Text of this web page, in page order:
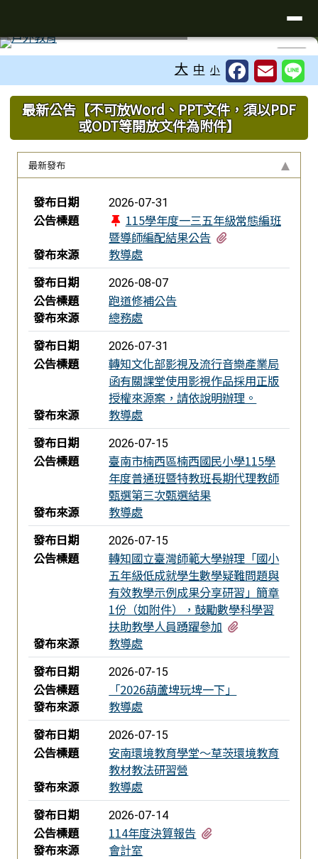
⏸
大 中 小
上中區域內容
最新公告【不可放Word、PPT文件，須以PDF
或ODT等開放文件為附件】
最新發布
新聞列表
發布日期 2026-07-31
公告標題
115學年度一三五年級常態編班
暨導師編配結果公告
發布來源
教導處
發布日期
2026-08-07
公告標題
跑道修補公告
發布來源
總務處
發布日期
2026-07-31
公告標題
轉知文化部影視及流行音樂產業局
函有關課堂使用影視作品採用正版
授權來源案，請依說明辦理。
發布來源
教導處
發布日期
2026-07-15
公告標題
臺南市楠西區楠西國民小學115學
年度普通班暨特教班長期代理教師
甄選第三次甄選結果
發布來源
教導處
發布日期
2026-07-15
公告標題
轉知國立臺灣師範大學辦理「國小
五年級低成就學生數學疑難問題與
有效教學示例成果分享研習」簡章
1份（如附件），鼓勵數學科學習
扶助教學人員踴躍參加
發布來源
教導處
發布日期
2026-07-15
公告標題
「2026葫蘆埤玩埤一下」
發布來源
教導處
發布日期
2026-07-15
公告標題
安南環境教育學堂～草茨環境教育
教材教法研習營
發布來源
教導處
發布日期
2026-07-14
公告標題 114年度決算報告
發布來源
會計室
頁尾區域